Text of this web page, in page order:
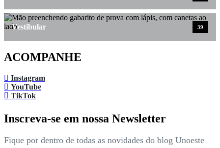
Vestibular 39
ACOMPANHE
Instagram
YouTube
TikTok
Inscreva-se em nossa Newsletter
Fique por dentro de todas as novidades do blog Unoeste